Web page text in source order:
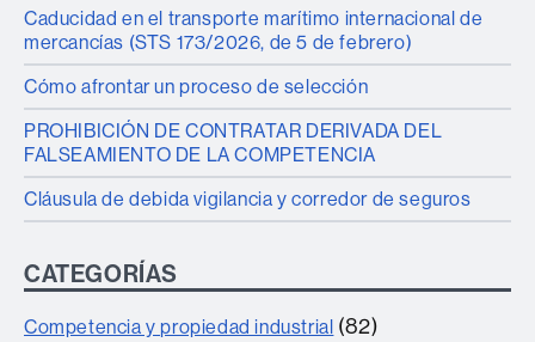
Caducidad en el transporte marítimo internacional de
mercancías (STS 173/2026, de 5 de febrero)
Cómo afrontar un proceso de selección
PROHIBICIÓN DE CONTRATAR DERIVADA DEL
FALSEAMIENTO DE LA COMPETENCIA
Cláusula de debida vigilancia y corredor de seguros
CATEGORÍAS
Competencia y propiedad industrial (82)